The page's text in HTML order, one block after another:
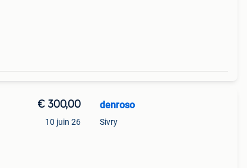
€ 300,00
10 juin 26
denroso
Sivry